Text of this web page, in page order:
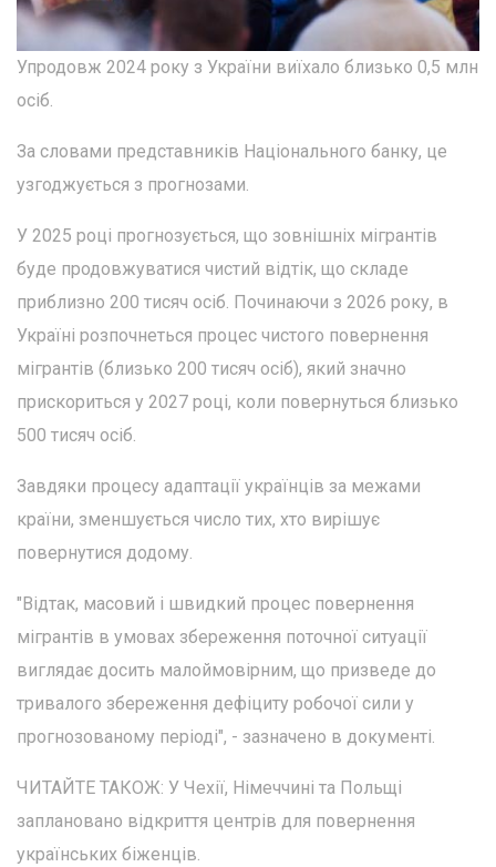
Упродовж 2024 року з України виїхало близько 0,5 млн
осіб.
За словами представників Національного банку, це
узгоджується з прогнозами.
У 2025 році прогнозується, що зовнішніх мігрантів
буде продовжуватися чистий відтік, що складе
приблизно 200 тисяч осіб. Починаючи з 2026 року, в
Україні розпочнеться процес чистого повернення
мігрантів (близько 200 тисяч осіб), який значно
прискориться у 2027 році, коли повернуться близько
500 тисяч осіб.
Завдяки процесу адаптації українців за межами
країни, зменшується число тих, хто вирішує
повернутися додому.
"Відтак, масовий і швидкий процес повернення
мігрантів в умовах збереження поточної ситуації
виглядає досить малоймовірним, що призведе до
тривалого збереження дефіциту робочої сили у
прогнозованому періоді", - зазначено в документі.
ЧИТАЙТЕ ТАКОЖ: У Чехії, Німеччині та Польщі
заплановано відкриття центрів для повернення
українських біженців.